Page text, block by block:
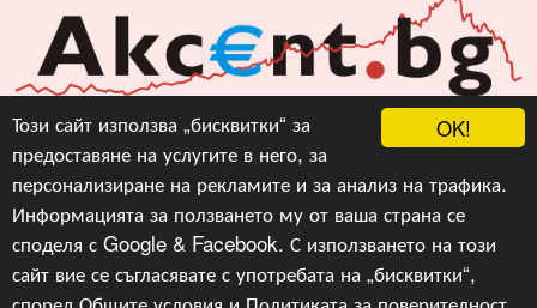
OK!
Този сайт използва „бисквитки“ за
предоставяне на услугите в него, за
персонализиране на рекламите и за анализ на трафика.
Информацията за ползването му от ваша страна се
споделя с Google & Facebook. С използването на този
сайт вие се съгласявате с употребата на „бисквитки“,
Акцент БГ ЕООД
info@akcent.bg
Facebook
Copyright © 2010, 2016, 2018-2022, 2023, v.3.0,
Акцент